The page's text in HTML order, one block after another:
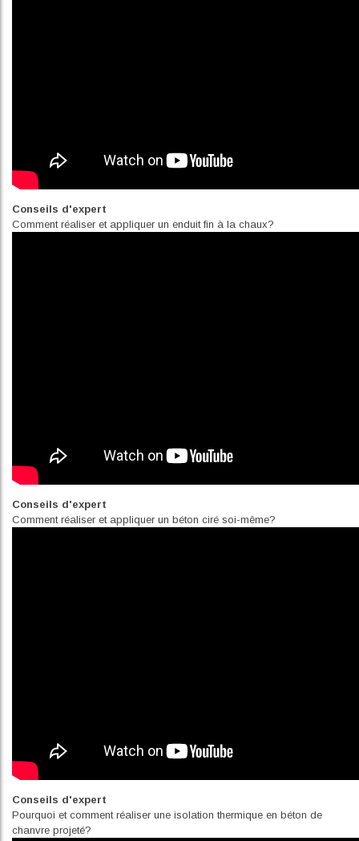
Conseils d'expert
Comment réaliser et appliquer un enduit fin à la chaux?
Conseils d'expert
Comment réaliser et appliquer un béton ciré soi-même?
Conseils d'expert
Pourquoi et comment réaliser une isolation thermique en béton de
chanvre projeté?